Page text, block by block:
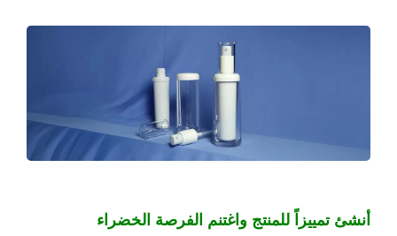
أنشئ تمييزاً للمنتج واغتنم الفرصة الخضراء